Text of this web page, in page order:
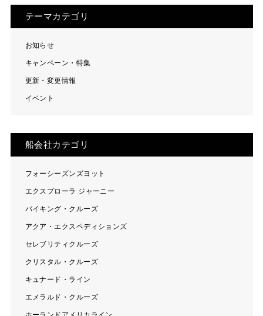
テーマカテゴリ
お知らせ
キャンペーン・特集
更新・変更情報
イベント
船会社カテゴリ
フォーシーズンズヨット
エクスプローラ ジャーニー
バイキング・クルーズ
アクア・エクスペディションズ
セレブリティクルーズ
クリスタル・クルーズ
キュナード・ライン
エメラルド・クルーズ